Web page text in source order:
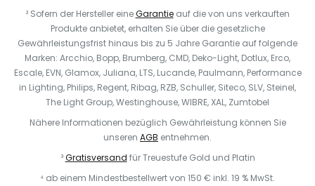
² Sofern der Hersteller eineGarantieauf die von uns verkauften
Produkte anbietet, erhalten Sie über die gesetzliche
Gewährleistungsfrist hinaus bis zu 5 Jahre Garantie auf folgende
Marken: Arcchio, Bopp, Brumberg, CMD, Deko-Light, Dotlux, Erco,
Escale, EVN, Glamox, Juliana, LTS, Lucande, Paulmann, Performance
in Lighting, Philips, Regent, Ribag, RZB, Schuller, Siteco, SLV, Steinel,
The Light Group, Westinghouse, WIBRE, XAL, Zumtobel
Nähere Informationen bezüglich Gewährleistung können Sie
unseren AGB entnehmen.
³Gratisversand für Treuestufe Gold und Platin
⁴ ab einem Mindestbestellwert von 150 € inkl. 19 % MwSt.